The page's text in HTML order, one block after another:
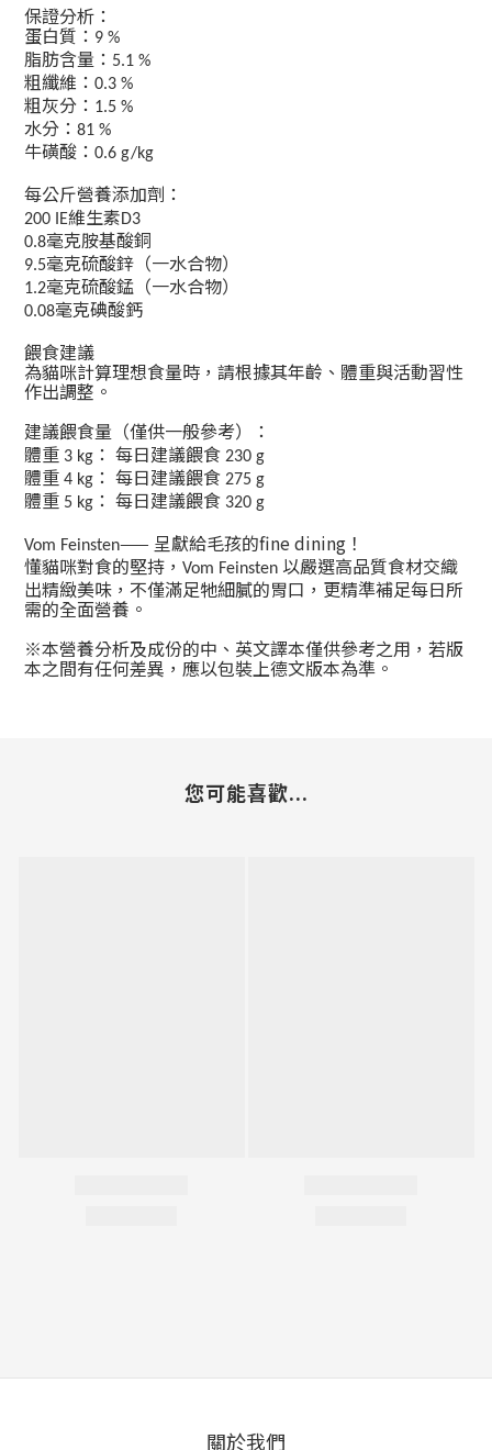
保證分析：
蛋白質： 9 %
脂肪含量： 5.1 %
粗纖維： 0.3 %
粗灰分： 1.5 %
水分： 81 %
牛磺酸： 0.6 g/kg
每公斤營養添加劑：
200 IE維生素D3
0.8毫克胺基酸銅
9.5毫克硫酸鋅（一水合物）
1.2毫克硫酸錳（一水合物）
0.08毫克碘酸鈣
餵食建議
為貓咪計算理想食量時，請根據其年齡、體重與活動習性
作出調整。
建議餵食量（僅供一般參考）：
體重 3 kg ： 每日建議餵食 230 g
體重 4 kg ： 每日建議餵食 275 g
體重 5 kg ： 每日建議餵食 320 g
Vom Feinsten—— 呈獻給毛孩的fine dining ！
懂貓咪對食的堅持， Vom Feinsten 以嚴選高品質食材交織
出精緻美味，不僅滿足牠細膩的胃口，更精準補足每日所
需的全面營養。
※本營養分析及成份的中、英文譯本僅供參考之用，若版
本之間有任何差異，應以包裝上德文版本為準。
您可能喜歡...
關於我們